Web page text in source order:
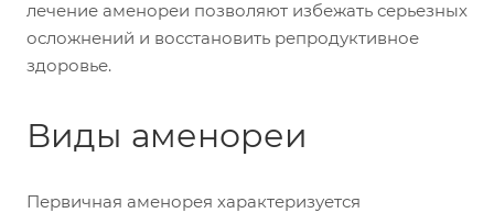
лечение аменореи позволяют избежать серьезных
осложнений и восстановить репродуктивное
здоровье.
Виды аменореи
Первичная аменорея характеризуется